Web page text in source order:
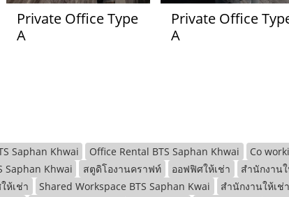
Private Office Type
A
Private Office
A
Saphan Khwai Office Rental BTS Saphan Khwai
Co
Saphan Khwai สตูดิโองานคราฟท์ ออฟฟิศให้เช่า สำนักงาน
ห้เช่า Shared Workspace BTS Saphan Kwai สำนักงานให้เช่